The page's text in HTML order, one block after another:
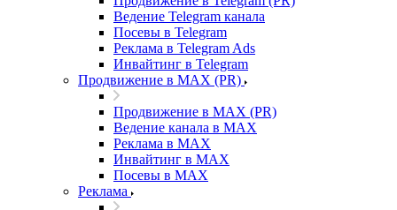
Ведение Telegram канала
Посевы в Telegram
Реклама в Telegram Ads
Инвайтинг в Telegram
Продвижение в MAX (PR)
Продвижение в MAX (PR)
Ведение канала в MAX
Реклама в MAX
Инвайтинг в MAX
Посевы в MAX
Реклама